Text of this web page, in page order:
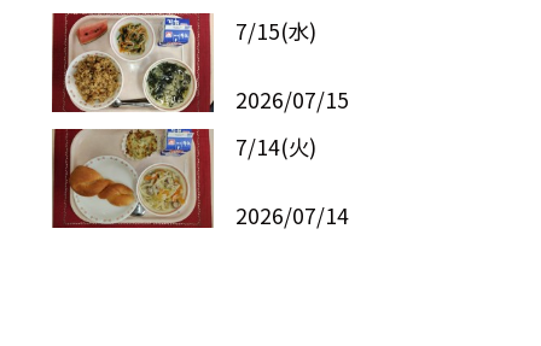
7/15(水)
2026/07/15
7/14(火)
2026/07/14